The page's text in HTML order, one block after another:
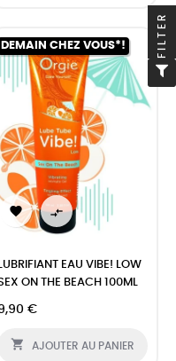
DEMAIN CHEZ VOUS*!
 
LUBRIFIANT EAU VIBE! LOW
ON THE BEACH 100ML
€
 AJOUTER AU PANIER
FILTER